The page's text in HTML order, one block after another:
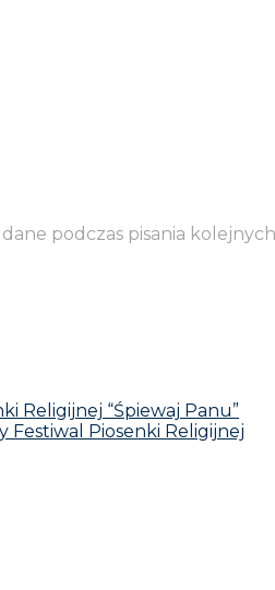
podczas pisania
Religijnej “Śpiewaj Panu”
Festiwal Piosenki Religijnej